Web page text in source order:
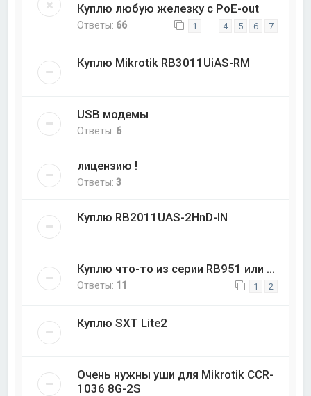
Куплю любую железку с PoE-out
Ответы: 66 1 4 5 6 7
Куплю Mikrotik RB3011UiAS-RM
USB модемы
Ответы: 6
лицензию !
Ответы:3
Куплю RB2011UAS-2HnD-IN
Куплю что-то из серии RB951 или ...
Ответы: 11 1 2
Куплю SXT Lite2
Очень нужны уши для Mikrotik CCR-
1036 8G-2S